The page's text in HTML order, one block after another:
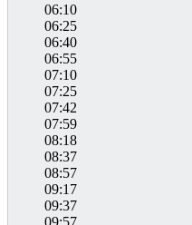
06:10
06:25
06:40
06:55
07:10
07:25
07:42
07:59
08:18
08:37
08:57
09:17
09:37
09:57